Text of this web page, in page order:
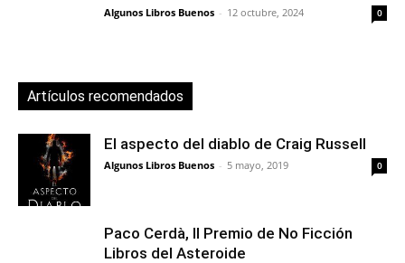
Algunos Libros Buenos - 12 octubre, 2024 0
Artículos recomendados
El aspecto del diablo de Craig Russell
Algunos Libros Buenos - 5 mayo, 2019 0
Paco Cerdà, II Premio de No Ficción
Libros del Asteroide